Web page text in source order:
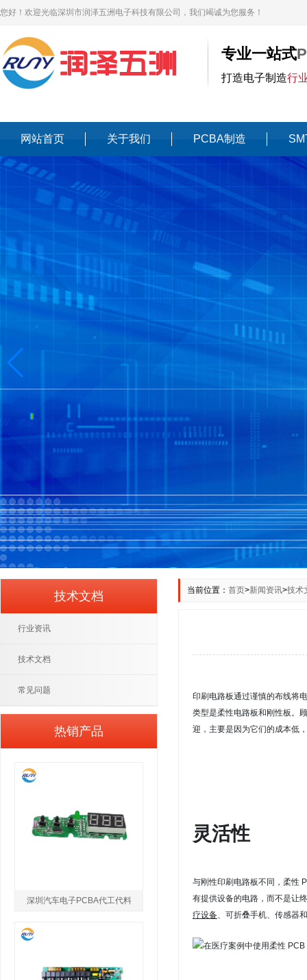
您好！欢迎光临深圳市润泽五洲电子科技有限公司，我们竭诚为您服务！
专业一站式
打造电子制造行
网站首页 关于我们 PCBA制造
当前位置： 首页>新闻资讯>技术
印刷电路板通过谨慎的布线将
类型是柔性电路板和刚性板。
迎，主要是因为它们的成本低
灵活性
与刚性印刷电路板不同，柔性
有提供设备的电路，而不是让
疗设备、可折叠手机、传感器
技术文档
行业资讯
技术文档
常见问题
热销产品
深圳汽车电子PCBA代工代料